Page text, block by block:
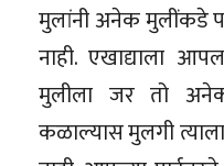
मुलांनी अनेक मुलींकडे
नाही. एखाद्याला
मुलीला जर तो
कळाल्यास मुलगी